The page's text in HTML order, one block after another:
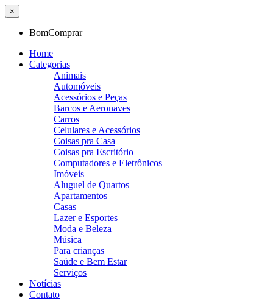
×
BomComprar
Home
Categorias
Animais
Automóveis
Acessórios e Peças
Barcos e Aeronaves
Carros
Celulares e Acessórios
Coisas pra Casa
Coisas pra Escritório
Computadores e Eletrônicos
Imóveis
Aluguel de Quartos
Apartamentos
Casas
Lazer e Esportes
Moda e Beleza
Música
Para crianças
Saúde e Bem Estar
Serviços
Notícias
Contato